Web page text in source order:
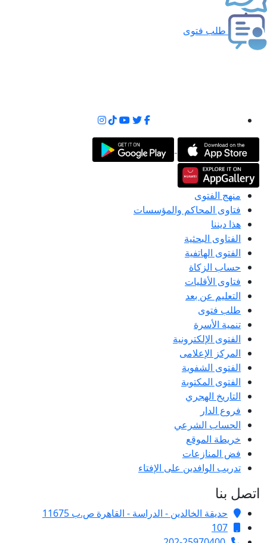
طلب فتوى
منهج الفتوى
فتاوى المحاكم والمؤسسات
هذا ديننا
الفتاوى البحثية
الفتوى الهاتفية
حساب الزكاة
فتاوى الأقليات
التعليم عن بعد
طلب فتوى
تنمية الأسرة
الفتوى الإلكترونية
المركز الإعلامى
الفتوى الشفوية
الفتوى المكتوبة
التاريخ الهجري
فروع الدار
الحساب الشرعي
خريطة الموقع
فض المنازعات
تدريب الوافدين على الإفتاء
بنا
حديقة الخالدين - الدراسة - القاهرة ص.ب 11675
107